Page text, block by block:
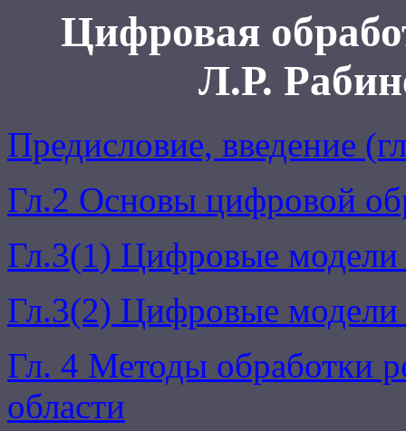
Цифровая
Л.Р.
Предисловие, введение
Гл.2 Основы цифровой
Гл.3(1) Цифровые модели
Гл.3(2) Цифровые модели
Гл. 4 Методы обработки
области